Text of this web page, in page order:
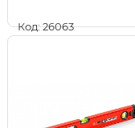
Код: 26063